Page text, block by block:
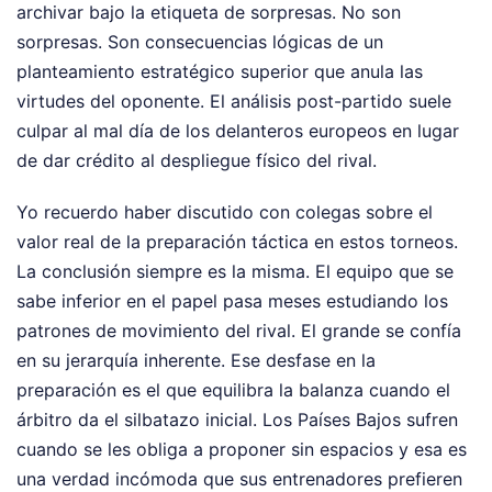
archivar bajo la etiqueta de sorpresas. No son
sorpresas. Son consecuencias lógicas de un
planteamiento estratégico superior que anula las
virtudes del oponente. El análisis post-partido suele
culpar al mal día de los delanteros europeos en lugar
de dar crédito al despliegue físico del rival.
Yo recuerdo haber discutido con colegas sobre el
valor real de la preparación táctica en estos torneos.
La conclusión siempre es la misma. El equipo que se
sabe inferior en el papel pasa meses estudiando los
patrones de movimiento del rival. El grande se confía
en su jerarquía inherente. Ese desfase en la
preparación es el que equilibra la balanza cuando el
árbitro da el silbatazo inicial. Los Países Bajos sufren
cuando se les obliga a proponer sin espacios y esa es
una verdad incómoda que sus entrenadores prefieren